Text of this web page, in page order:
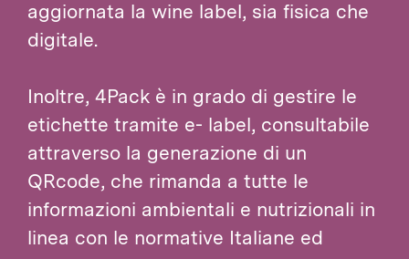
aggiornata la wine label, sia fisica che
digitale.
Inoltre, 4Pack è in grado di gestire le
etichette tramite e- label, consultabile
attraverso la generazione di un
QRcode, che rimanda a tutte le
informazioni ambientali e nutrizionali in
linea con le normative Italiane ed